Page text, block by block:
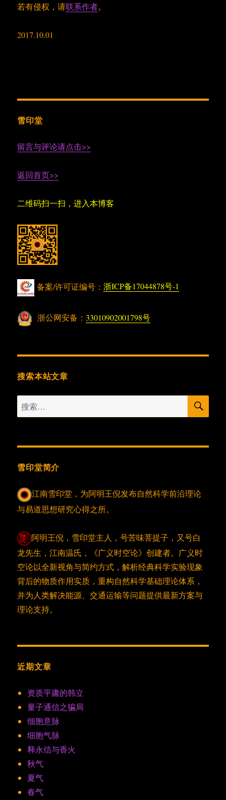
若有侵权，请联系作者。
2017.10.01
雪印堂
留言与评论请点击>>
返回首页>>
二维码扫一扫，进入本博客
备案/许可证编号：浙ICP备17044878号-1
浙公网安备：33010902001798号
搜索本站文章
搜
索：
搜
雪印堂简介
江南雪印堂，为阿明王倪发布自然科学前沿理论
与易道思想研究心得之所。
阿明王倪，雪印堂主人，号苦味菩提子，又号白
龙先生，江南温氏，《广义时空论》创建者。广义时
空论以全新视角与简约方式，解析经典科学实验现象
背后的物质作用实质，重构自然科学基础理论体系，
并为人类解决能源、交通运输等问题提供最新方案与
理论支持。
近期文章
资质平庸的韩立
量子通信之骗局
细胞意脉
细胞气脉
释永信与香火
秋气
夏气
春气